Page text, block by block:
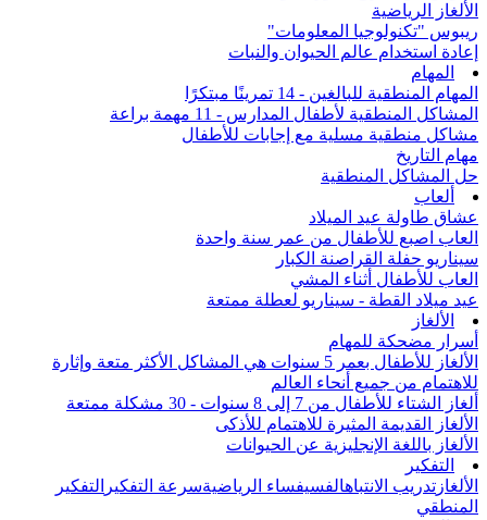
الألغاز الرياضية
ريبوس "تكنولوجيا المعلومات"
إعادة استخدام عالم الحيوان والنبات
المهام
المهام المنطقية للبالغين - 14 تمرينًا مبتكرًا
المشاكل المنطقية لأطفال المدارس - 11 مهمة براعة
مشاكل منطقية مسلية مع إجابات للأطفال
مهام التاريخ
حل المشاكل المنطقية
ألعاب
عشاق طاولة عيد الميلاد
العاب اصبع للأطفال من عمر سنة واحدة
سيناريو حفلة القراصنة الكبار
العاب للأطفال أثناء المشي
عيد ميلاد القطة - سيناريو لعطلة ممتعة
الألغاز
أسرار مضحكة للمهام
الألغاز للأطفال بعمر 5 سنوات هي المشاكل الأكثر متعة وإثارة
للاهتمام من جميع أنحاء العالم
ألغاز الشتاء للأطفال من 7 إلى 8 سنوات - 30 مشكلة ممتعة
الألغاز القديمة المثيرة للاهتمام للأذكى
الألغاز باللغة الإنجليزية عن الحيوانات
التفكير
الألغاز تدريب الانتباهالفسيفساء الرياضيةسرعة التفكير التفكير
المنطقي